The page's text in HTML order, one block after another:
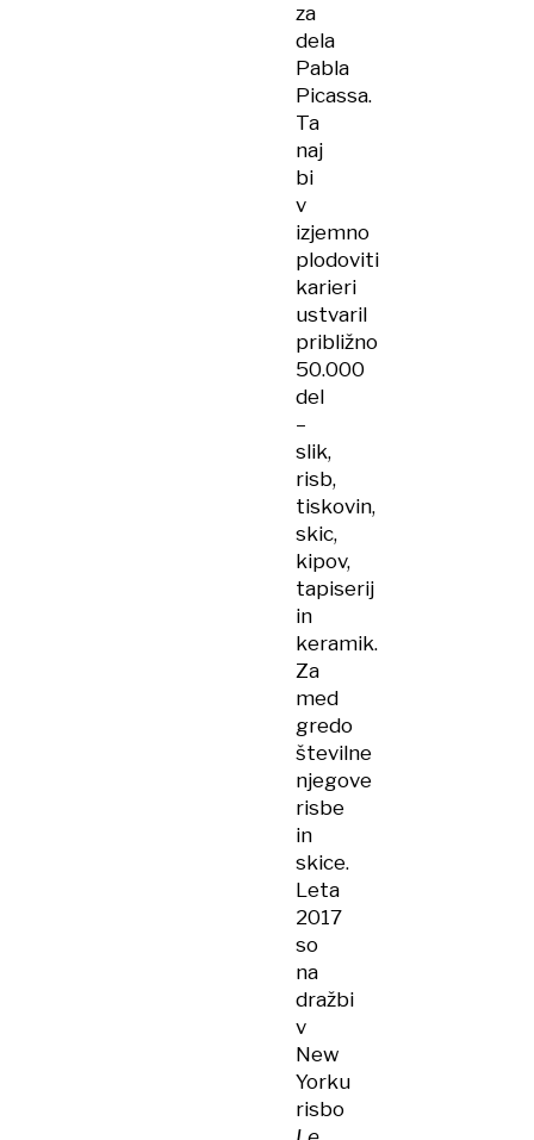
za
dela
Pabla
Picassa.
Ta
naj
bi
v
izjemno
plodoviti
karieri
ustvaril
približno
50.000
del
–
slik,
risb,
tiskovin,
skic,
kipov,
tapiserij
in
keramik.
Za
med
gredo
številne
njegove
risbe
in
skice.
Leta
2017
so
na
dražbi
v
New
Yorku
risbo